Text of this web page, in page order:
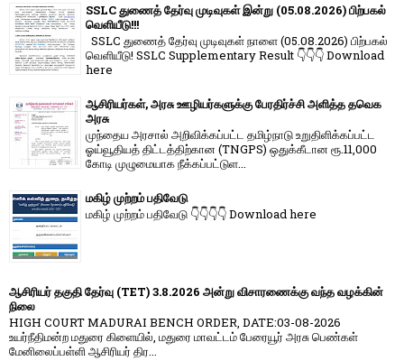
SSLC துணைத் தேர்வு முடிவுகள் இன்று (05.08.2026) பிற்பகல்
வெளியீடு!!!
SSLC துணைத் தேர்வு முடிவுகள் நாளை (05.08.2026) பிற்பகல்
வெளியீடு! SSLC Supplementary Result 👇👇👇 Download
here
ஆசிரியர்கள், அரசு ஊழியர்களுக்கு பேரதிர்ச்சி அளித்த தவெக
அரசு
முந்தைய அரசால் அறிவிக்கப்பட்ட தமிழ்நாடு உறுதிளிக்கப்பட்ட
ஓய்வூதியத் திட்டத்திற்கான (TNGPS) ஒதுக்கீடான ரூ.11,000
கோடி முழுமையாக நீக்கப்பட்டுள...
மகிழ் முற்றம் பதிவேடு
மகிழ் முற்றம் பதிவேடு 👇👇👇👇 Download here
ஆசிரியர் தகுதி தேர்வு (TET) 3.8.2026 அன்று விசாரணைக்கு வந்த வழக்கின்
நிலை
HIGH COURT MADURAI BENCH ORDER, DATE:03-08-2026
உயர்நீதிமன்ற மதுரை கிளையில், மதுரை மாவட்டம் பேரையூர் அரசு பெண்கள்
மேனிலைப்பள்ளி ஆசிரியர் திர...